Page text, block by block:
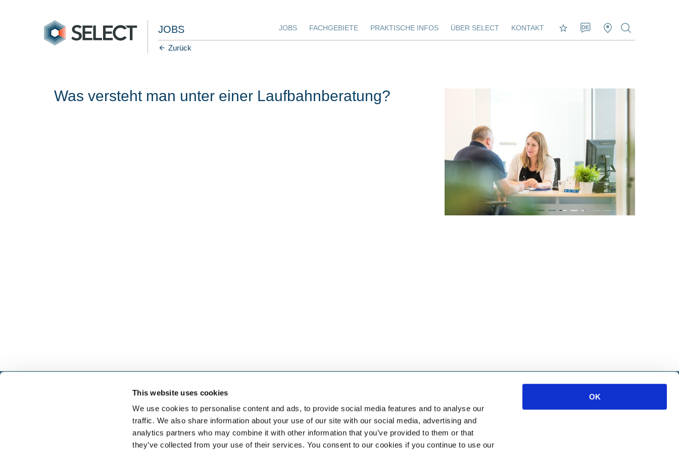
This website uses cookies
We use cookies to personalise content and ads, to provide social media features and to analyse our
traffic. We also share information about your use of our site with our social media, advertising and
analytics partners who may combine it with other information that you’ve provided to them or that
they’ve collected from your use of their services. You consent to our cookies if you continue to use our
OK
JOBS JOBS FACHGEBIETE PRAKTISCHE INFOS ÜBER SELECT KONTAKT DE
Zurück
Was versteht man unter einer Laufbahnberatung?
Select führt Talente und Arbeitgeber zusammen. Neben dem
Aktuelle Jobs und
Stellenangebote
Job-Benachrichtigung
Finanzen
Sales & Office
Human Resources
IT
Vertrieb & Marketing